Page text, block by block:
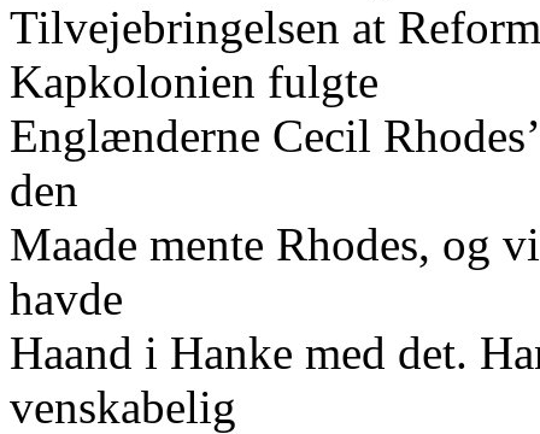
Tilvejebringelsen at
Kapkolonien fulgte
Englænderne Cecil
den
Maade mente Rhodes, og
havde
Haand i Hanke med det.
venskabelig